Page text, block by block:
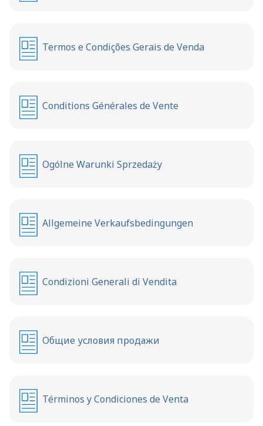
Termos e Condições Gerais de Venda
Conditions Générales de Vente
Ogólne Warunki Sprzedaży
Allgemeine Verkaufsbedingungen
Condizioni Generali di Vendita
Общие условия продажи
Términos y Condiciones de Venta